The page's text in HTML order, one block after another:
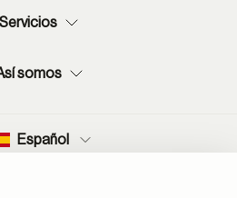
Servicios
somos
Español